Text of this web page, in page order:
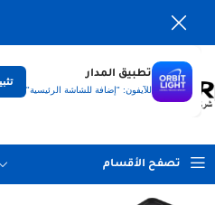
تطبيق المدار
للآيفون: "إضافة للشاشة الرئيسية"
التوصيل
لكل العراق
تصفح الأقسام